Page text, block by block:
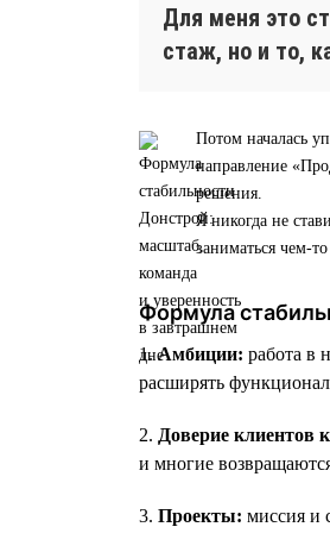
Для меня это
стаж, но и то,
Потом началась
направление
решения.
Я никогда не
заниматься чем-
Формула
1.Амбиции: работа в
расширять
2. Доверие клиентов
и многие
3. Проекты: миссия и